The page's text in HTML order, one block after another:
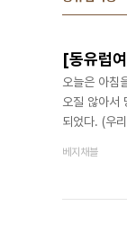
[동유럽
오늘은 아침
오질 않아서
되었다. (우
보다 너무
에는 너무 용
베지채블